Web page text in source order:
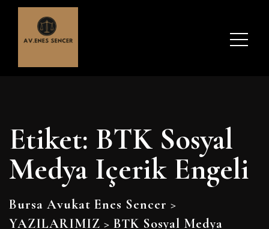
Etiket: BTK Sosyal
Medya Içerik Engeli
Bursa Avukat Enes Sencer >
YAZILARIMIZ > BTK Sosyal Medya